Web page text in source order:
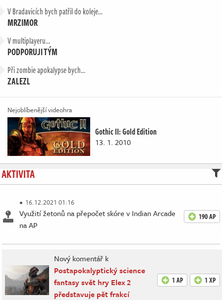
V Bradavicích bych patřil do koleje…
MRZIMOR
V multiplayeru...
PODPORUJI TÝM
Při zombie apokalypse bych...
ZALEZL
Nejoblíbenější videohra
Gothic II: Gold Edition
13. 1. 2010
AKTIVITA
16.12.2021 01:16
Využití žetonů na přepočet skóre v Indian Arcade
na AP
190 AP
Nový komentář k
Postapokalyptický science
fantasy svět hry Elex 2
představuje pět frakcí
1 AP 1 XP